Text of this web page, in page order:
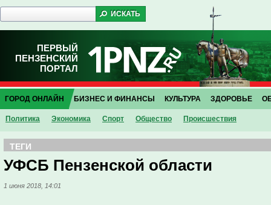
ПЕРВЫЙ
ПЕНЗЕНСКИЙ
ПОРТАЛ
ГОРОД ОНЛАЙН
Политика Экономика Спорт Общество Проиcшествия
БИЗНЕС И ФИНАНСЫ КУЛЬТУРА ЗДОРОВЬЕ
ТЕГИ
УФСБ Пензенской области
1 июня 2018, 14:01